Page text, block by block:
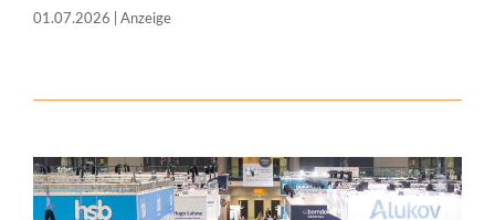
01.07.2026 | Anzeige